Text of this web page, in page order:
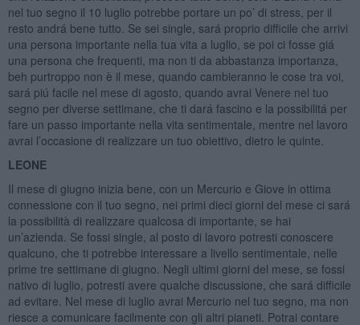
nel tuo segno il 10 luglio potrebbe portare un po’ di stress, per il
resto andrá bene tutto. Se sei single, sará proprio difficile che arrivi
una persona importante nella tua vita a luglio, se poi ci fosse giá
una persona che frequenti, ma non ti da abbastanza importanza,
beh purtroppo non è il mese, quando cambieranno le cose tra voi,
sará piú facile nel mese di agosto, quando avrai Venere nel tuo
segno per diverse settimane, che ti dará fascino e la possibilitá per
fare un passo importante nella vita sentimentale, mentre nel lavoro
avrai l’occasione di realizzare un tuo obiettivo, dietro le quinte.
LEONE
Il mese di giugno inizia bene, con un Mercurio e Giove in ottima
connessione con il tuo segno, nei primi dieci giorni del mese ci sará
la possibilità di realizzare qualcosa di importante, se hai
un’azienda. Se fossi single, al posto di lavoro potresti conoscere
qualcuno, che ti potrebbe interessare a livello sentimentale, nelle
prime tre settimane di giugno. Negli ultimi giorni del mese, se fossi
nativo di luglio, potresti avere qualche discussione, che sará difficile
ad evitare. Nel mese di luglio avrai Mercurio nel tuo segno, ma non
riesce a comunicare facilmente con gli altri pianeti. Potrai contare